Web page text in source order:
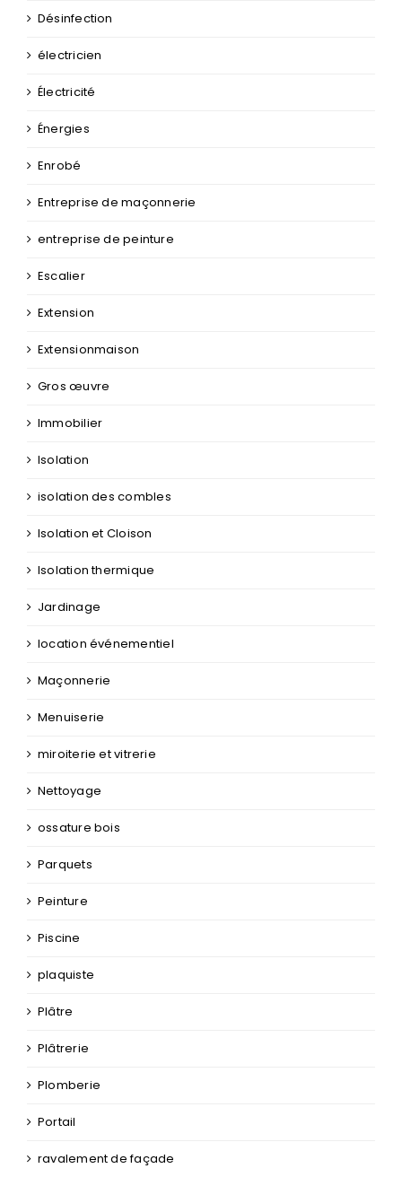
Énergies
Enrobé
Entreprise de maçonnerie
entreprise de peinture
Escalier
Extension
Extensionmaison
Gros œuvre
Immobilier
Isolation
isolation des combles
Isolation et Cloison
Isolation thermique
Jardinage
location événementiel
Maçonnerie
Menuiserie
miroiterie et vitrerie
Nettoyage
ossature bois
Parquets
Peinture
Piscine
plaquiste
Plâtre
Plâtrerie
Plomberie
Portail
ravalement de façade
ravalement/nettoyage façade
rénovation
rénovation